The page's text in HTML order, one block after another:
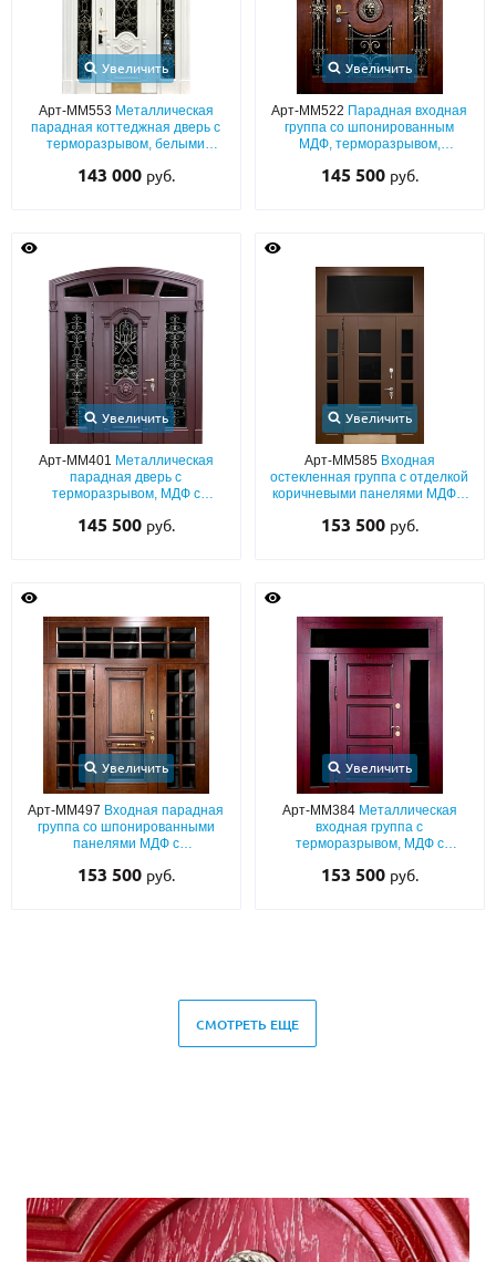
Увеличить
Арт-ММ553 Металлическая
парадная коттеджная дверь с
терморазрывом, белыми
арочной фрамугой, стеклом и
143 000 руб.
Увеличить
Арт-ММ522 Парадная входная
группа со шпонированным
МДФ, терморазрывом,
«лев»
145 500 руб.
Увеличить
Арт-ММ401 Металлическая
парадная дверь с
терморазрывом, МДФ с
фрамугой, ковкой и стеклом
145 500 руб.
Увеличить
Арт-ММ585 Входная
остекленная группа с отделкой
коричневыми панелями МДФ с
153 500 руб.
Увеличить
Арт-ММ497 Входная парадная
группа со шпонированными
панелями МДФ с
раскладом и остеклением
153 500 руб.
Увеличить
Арт-ММ384 Металлическая
входная группа с
терморазрывом, МДФ с
вставками
153 500 руб.
СМОТРЕТЬ ЕЩЕ